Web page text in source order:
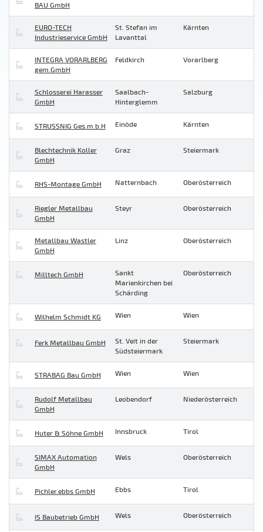
BAU GmbH
EURO-TECH
Industrieservice GmbH
St. Stefan im
Lavanttal
Kärnten
INTEGRA VORARLBERG
gem.GmbH
Feldkirch Vorarlberg
Schlosserei Harasser
GmbH
Saalbach-
Hinterglemm
Salzburg
STRUSSNIG Ges.m.b.H Einöde Kärnten
Blechtechnik Koller
GmbH
Graz Steiermark
RHS-Montage GmbH Natternbach Oberösterreich
Riegler Metallbau
GmbH
Steyr Oberösterreich
Metallbau Wastler
GmbH
Linz Oberösterreich
Milltech GmbH
Sankt
Marienkirchen bei
Schärding
Oberösterreich
Wilhelm Schmidt KG Wien Wien
Ferk Metallbau GmbH
St. Veit in der
Südsteiermark
Steiermark
STRABAG Bau GmbH Wien Wien
Rudolf Metallbau
GmbH
Leobendorf Niederösterreich
Huter & Söhne GmbH Innsbruck Tirol
SIMAX Automation
GmbH
Wels Oberösterreich
Pichler.ebbs GmbH Ebbs Tirol
IS Baubetrieb GmbH Wels Oberösterreich